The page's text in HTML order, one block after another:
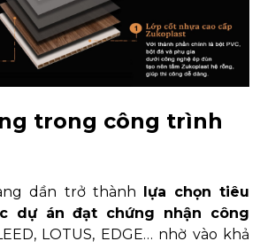
trong công trình
dần trở thành lựa chọn tiêu
dự án đạt chứng nhận công
LOTUS, EDGE… nhờ vào khả